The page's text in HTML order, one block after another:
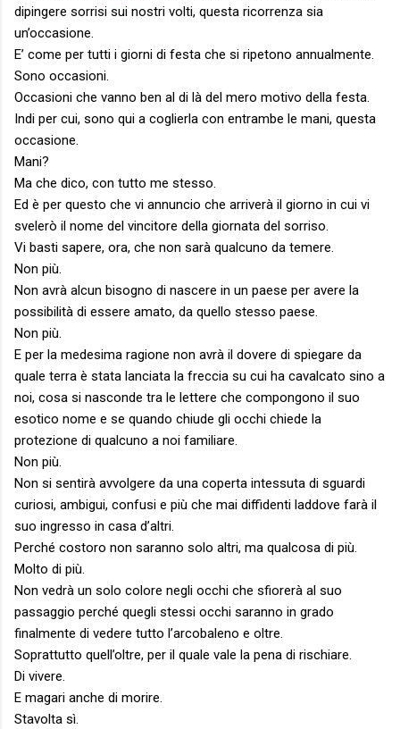
dipingere sorrisi sui nostri volti, questa ricorrenza sia
un’occasione.
E’ come per tutti i giorni di festa che si ripetono annualmente.
Sono occasioni.
Occasioni che vanno ben al di là del mero motivo della festa.
Indi per cui, sono qui a coglierla con entrambe le mani, questa
occasione.
Mani?
Ma che dico, con tutto me stesso.
Ed è per questo che vi annuncio che arriverà il giorno in cui vi
svelerò il nome del vincitore della giornata del sorriso.
Vi basti sapere, ora, che non sarà qualcuno da temere.
Non più.
Non avrà alcun bisogno di nascere in un paese per avere la
possibilità di essere amato, da quello stesso paese.
Non più.
E per la medesima ragione non avrà il dovere di spiegare da
quale terra è stata lanciata la freccia su cui ha cavalcato sino a
noi, cosa si nasconde tra le lettere che compongono il suo
esotico nome e se quando chiude gli occhi chiede la
protezione di qualcuno a noi familiare.
Non più.
Non si sentirà avvolgere da una coperta intessuta di sguardi
curiosi, ambigui, confusi e più che mai diffidenti laddove farà il
suo ingresso in casa d’altri.
Perché costoro non saranno solo altri, ma qualcosa di più.
Molto di più.
Non vedrà un solo colore negli occhi che sfiorerà al suo
passaggio perché quegli stessi occhi saranno in grado
finalmente di vedere tutto l’arcobaleno e oltre.
Soprattutto quell’oltre, per il quale vale la pena di rischiare.
Di vivere.
E magari anche di morire.
Stavolta sì.